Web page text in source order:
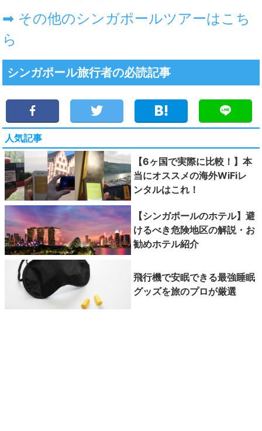
➡ その他のシンガポールツアーはこち
ら
シンガポール旅行者の必読記事
人気記事
【6ヶ国で実際に比較！】本
当にオススメの海外WiFiレ
ンタルはこれ！
【シンガポールのホテル】避
けるべき危険地区の解説・お
勧めホテル紹介
飛行機で安眠できる最強睡眠
グッズを旅のプロが厳選